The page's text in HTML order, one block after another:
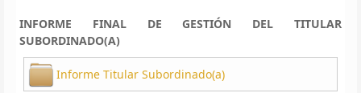
INFORME FINAL DE GESTIÓN DEL TITULAR
SUBORDINADO(A)
Informe Titular Subordinado(a)